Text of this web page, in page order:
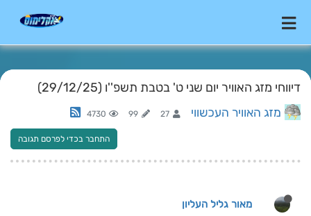
דיווחי מזג האוויר יום שני ט' בטבת תשפ''ו (29/12/25)
מזג האוויר העכשווי 27
99
4730
התחבר בכדי לפרסם תגובה
מאור גליל העליון